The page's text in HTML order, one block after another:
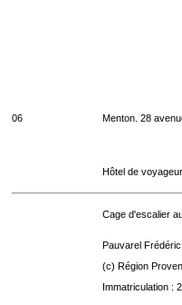
06 Menton. 28
Hôtel de
Cage d'escalier
Pauvarel Frédéric
(c) Région
Immatriculation :